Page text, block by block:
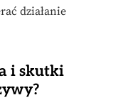
działanie
i skutki